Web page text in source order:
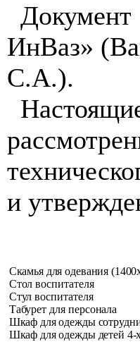
ИнВаз»
С.А.).
и
Скамья для одевания
Стол воспитателя
Стул воспитателя
Табурет для персонала
Шкаф для одежды
Шкаф для одежды детей 4-